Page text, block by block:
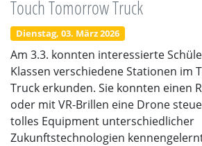
Touch Tomorrow Truck
Dienstag, 03. März 2026
Am 3.3. konnten interessierte
Klassen verschiedene Stationen im
Truck erkunden. Sie konnten einen
oder mit VR-Brillen eine Drone
tolles Equipment unterschiedlicher
Zukunftstechnologien